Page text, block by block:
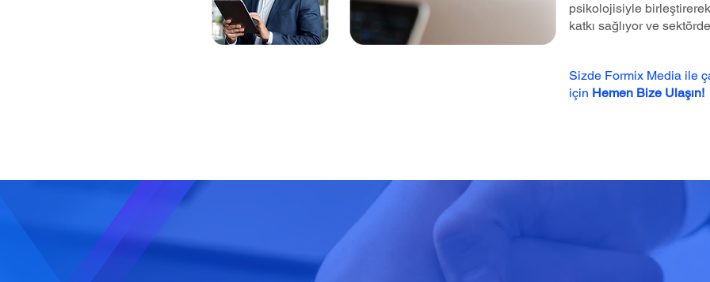
psikolojisiyle
katkı sağlıyor ve
Sizde Formix Media ile
için Hemen Bize Ulaşın!